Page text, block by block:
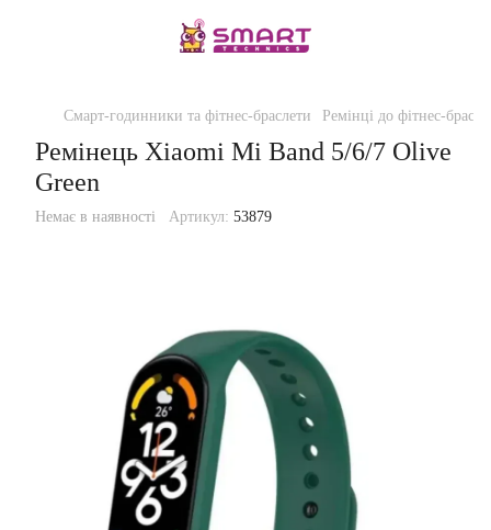
Смарт-годинники та фітнес-браслети Ремінці до фітнес-
Ремінець Xiaomi Mi Band 5/6/7 Olive
Green
Немає в наявності Артикул: 53879